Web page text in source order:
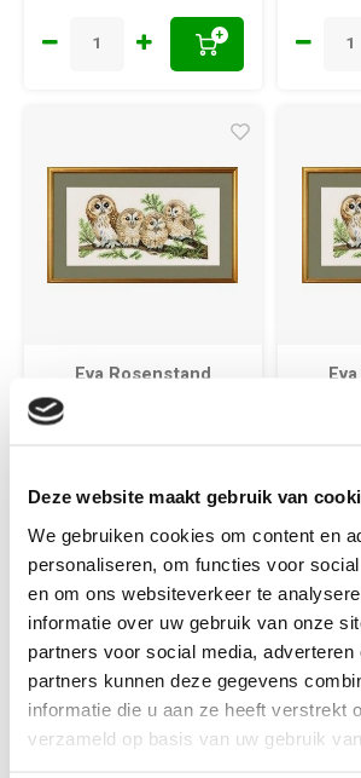
Deze website maakt gebruik van
We gebruiken cookies om content en
personaliseren, om functies voor
en om ons websiteverkeer te
informatie over uw gebruik van onze
partners voor social media, adverteren
partners kunnen deze gegevens
informatie die u aan ze heeft verstrekt
verzameld op basis van uw gebruik
+
Eva Rosenstand
Eva Rosenstand
borduurpakket 4
€41,50
+